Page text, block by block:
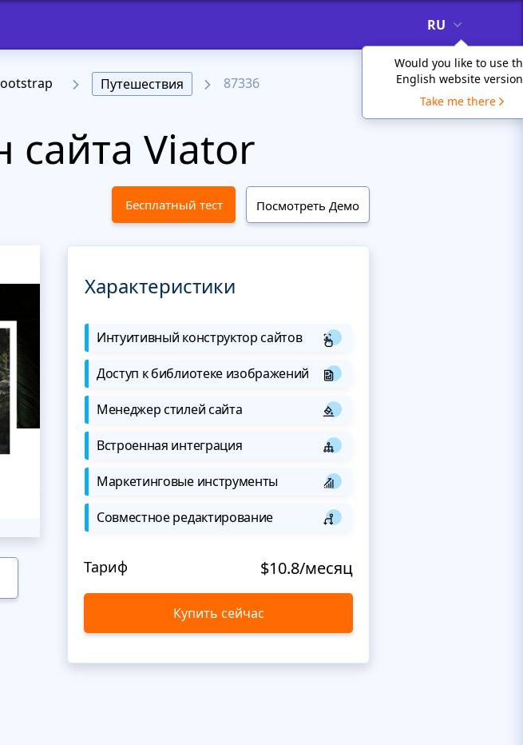
RU
Would you like to use
English website
Take me there
Путешествия 87336
Viator
Бесплатный тест Посмотреть Демо
Характеристики
Интуитивный конструктор сайтов
Доступ к библиотеке изображений
Менеджер стилей сайта
Встроенная интеграция
Маркетинговые инструменты
Совместное редактирование
Тариф $10.8/месяц
Купить сейчас